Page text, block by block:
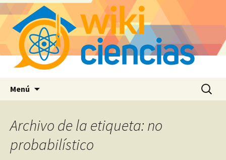
Menú Buscar:
Archivo de la etiqueta: no
probabilístico